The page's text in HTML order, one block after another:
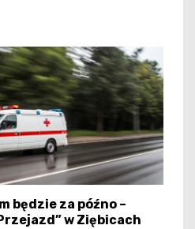
będzie za późno –
w Ziębicach